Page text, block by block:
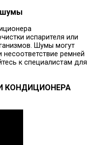
шумы
испарителя или
Шумы могут
несоответствие ремней
к специалистам для
КОНДИЦИОНЕРА